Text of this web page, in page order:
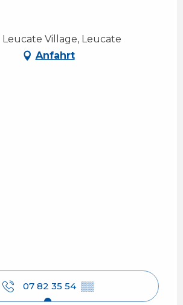
Leucate Village, Leucate
Anfahrt
07 82 35 54 ▒▒